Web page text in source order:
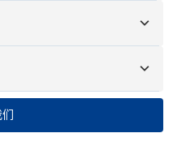
费用和物流费用。